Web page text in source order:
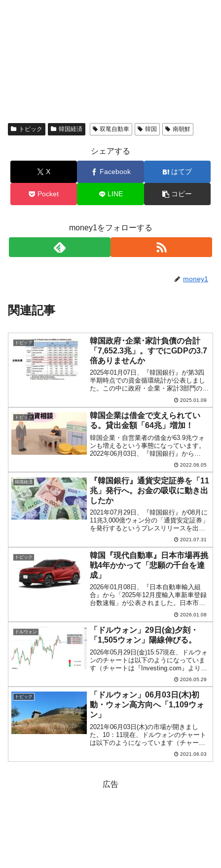
Fact1
日本の誇る海洋資源調査船『白嶺』は先進技術の
Fact1
夏の甲子園、優勝校を最も多く輩出している都道
府県とは？
Fact1 今話題の「楽天ライオンズ」とは？
Fact1 奇跡の毛色「白毛馬」とは？
全て勝つといくら？ 競馬GI競走で勝利騎手がもら
平成仮面ライダーの意外すぎるモチーフとは？
だった選手とは？
ている意外な選手とは？
Fact1 セレクトセールの高額取引馬が稼いだ金額とは？
トピック 韓国経済 双竜自動車 韓国 南朝鮮
シェアする
X Facebook はてブ
Pocket LINE コピー
money1をフォローする
money1
関連記事
トピック
韓国政府･企業･家計負債の合計
「7,652.3兆」。すでにGDPの3.7
倍ありませんか
2025年01月07日、『韓国銀行』が第3四
半期時点での資金循環統計が公表しまし
た。この中に政府・企業・家計3部門の負
債残高のデータがあります。以下をご覧
ください。2024年第3四半期時点政府負
債：1,474.5兆ウォン（+18.5兆ウォン...
2025.01.09
トピック
韓国企業は借金で支えられてい
る。貸出金額「64兆」増加！
韓国企業・自営業者の借金が63.9兆ウォ
ンも増えるという事態になっています。
2022年06月03日、『韓国銀行』から
「2022年第1四半期預金取扱機関産業別
貸出金」というデータが公表されたので
すが、これが驚きの結果なのです。⇒参
照・引用元：...
2022.06.05
韓国経済
『韓国銀行』通貨安定証券を「11
兆」発行へ。お金の吸収に動き出
したか
2021年07月29日、『韓国銀行』が08月に
11兆3,000億ウォン分の「通貨安定証券」
を発行するというプレスリリースを出し
ました。한국은행은 2021년 8월중 11.3조
원 수준의 통화안정증권을 발행할 계획韓
国銀行は、2021年0...
2021.07.31
トピック
韓国『現代自動車』日本市場再挑
戦4年かかって「悲願の千台を達
成」
2026年01月08日、『日本自動車輸入組
合』から「2025年12月度輸入車新車登録
台数速報」が公表されました。日本市場
再挑戦となった韓国『現代自動車』の動
向を確認しましょう。『現代自動車』は
日本国内に生産工場を有していませんの
で、日本市場...
2026.01.08
ドルウォン
「ドルウォン」29日(金)夕刻・
「1,505ウォン」陽線伸びる。
2026年05月29日(金)15:57現在、ドルウォ
ンのチャートは以下のようになっていま
す（チャートは『Investing.com』より引
用）。陽線が伸びました。現在のところ
「1ドル＝1,505ウォン」近辺の攻防とな
っています。ローソク足1...
2026.05.29
トピック
「ドルウォン」06月03日(木)初
動・ウォン高方向へ「1,109ウォ
ン」
2021年06月03日(木)の市場が開きまし
た。10：11現在、ドルウォンのチャート
は以下のようになっています（チャート
は『Investing.com』より引用）。前日の
ウォン安進行はずいぶん上が削られてし
2021.06.03
広告